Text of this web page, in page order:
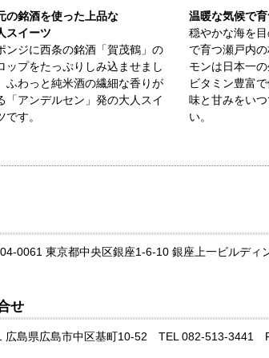
の銘酒を使った上品な
スイーツ
ンジに西条の銘酒「賀茂鶴」の
ップをたっぷりしみ込ませまし
ふわっと純米酒の繊細な香りが
「アンデルセン」発の大人スイ
です。
温暖な気候で
穏やかな海を
で育つ瀬戸内
モンは日本一の
ビタミン豊富
味と甘みをい
い。
0061 東京都中央区銀座1-6-10 銀座上一ビルデ
せ
広島県広島市中区基町10-52 TEL 082-513-3441